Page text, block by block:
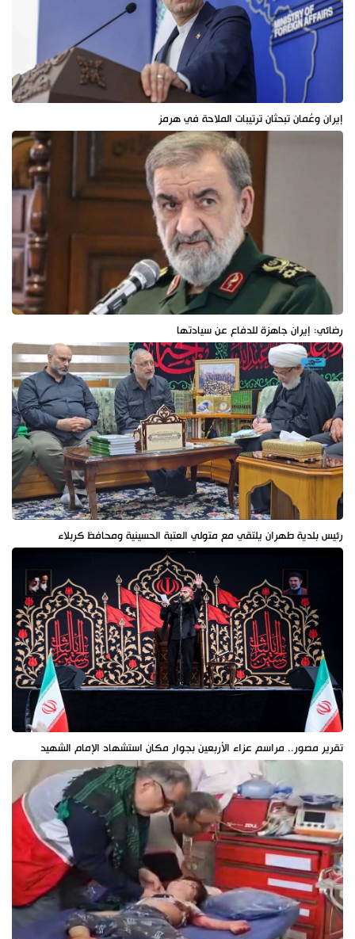
إيران وعُمان تبحثان ترتيبات الملاحة في هرمز
رضائي: إيران جاهزة للدفاع عن سيادتها
رئيس بلدية طهران يلتقي مع متولي العتبة الحسينية ومحافظ كربلاء
تقرير مصور.. مراسم عزاء الأربعين بجوار مكان استشهاد الإمام الشهيد